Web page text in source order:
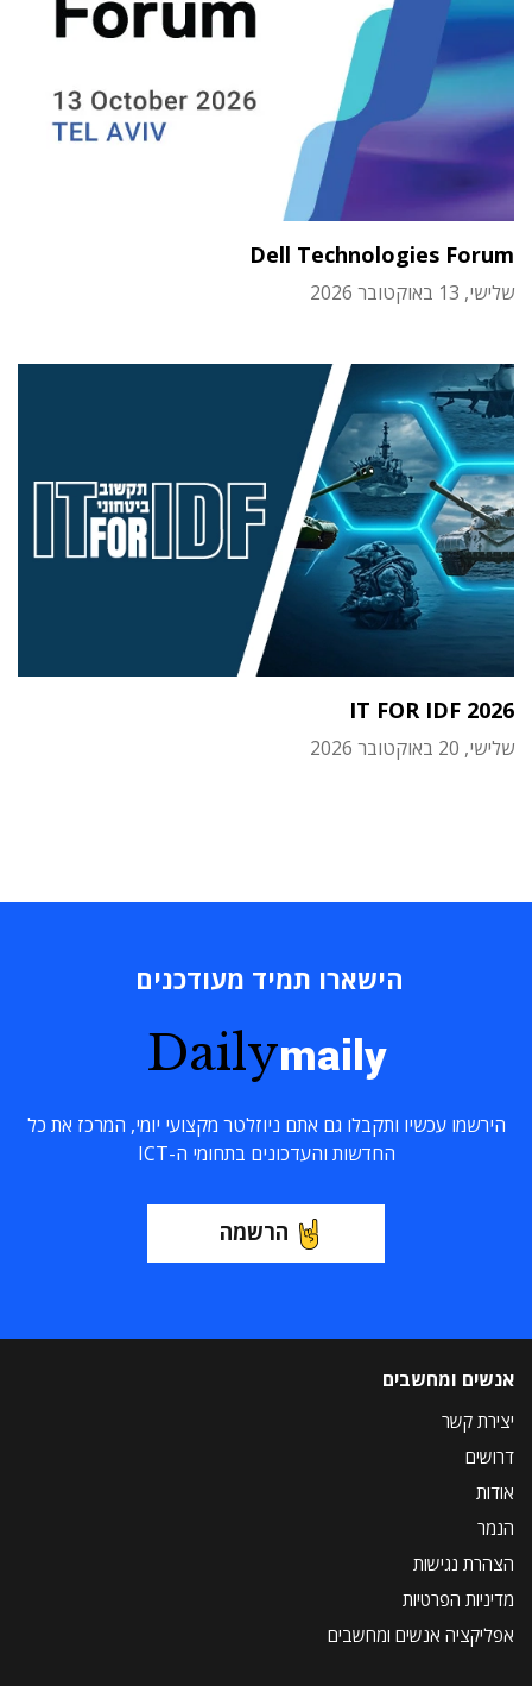
Dell Technologies Forum
שלישי, 13 באוקטובר 2026
IT FOR IDF 2026
שלישי, 20 באוקטובר 2026
הישארו תמיד מעודכנים
Dailymaily
הירשמו עכשיו ותקבלו גם אתם ניוזלטר מקצועי יומי, המרכז את כל
החדשות והעדכונים בתחומי ה-ICT
הרשמה
אנשים ומחשבים
יצירת קשר
דרושים
אודות
הנמר
הצהרת נגישות
מדיניות הפרטיות
אפליקציה אנשים ומחשבים